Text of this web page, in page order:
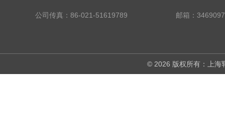
公司传真：86-021-51619789 邮箱：
© 2026 版权所有：上